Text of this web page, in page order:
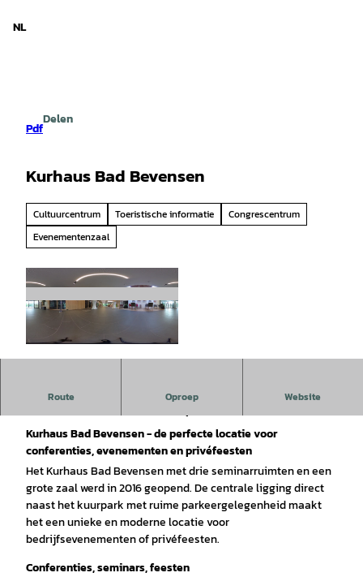
NL
Pdf
Delen
Kurhaus Bad Bevensen
Cultuurcentrum Toeristische informatie
Congrescentrum
Evenementenzaal
Route Oproep Website
Het Kurhaus Bad Bevensen is de perfecte locatie voor
Kurhaus Bad Bevensen - de perfecte locatie voor
conferenties, evenementen en privéfeesten
Het Kurhaus Bad Bevensen met drie seminarruimten en een
grote zaal werd in 2016 geopend. De centrale ligging direct
naast het kuurpark met ruime parkeergelegenheid maakt
het een unieke en moderne locatie voor
bedrijfsevenementen of privéfeesten.
Conferenties, seminars, feesten